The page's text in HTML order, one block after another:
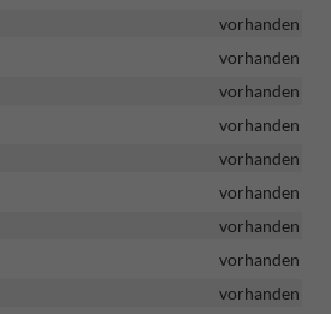
vorhanden
vorhanden
vorhanden
vorhanden
vorhanden
vorhanden
vorhanden
vorhanden
vorhanden